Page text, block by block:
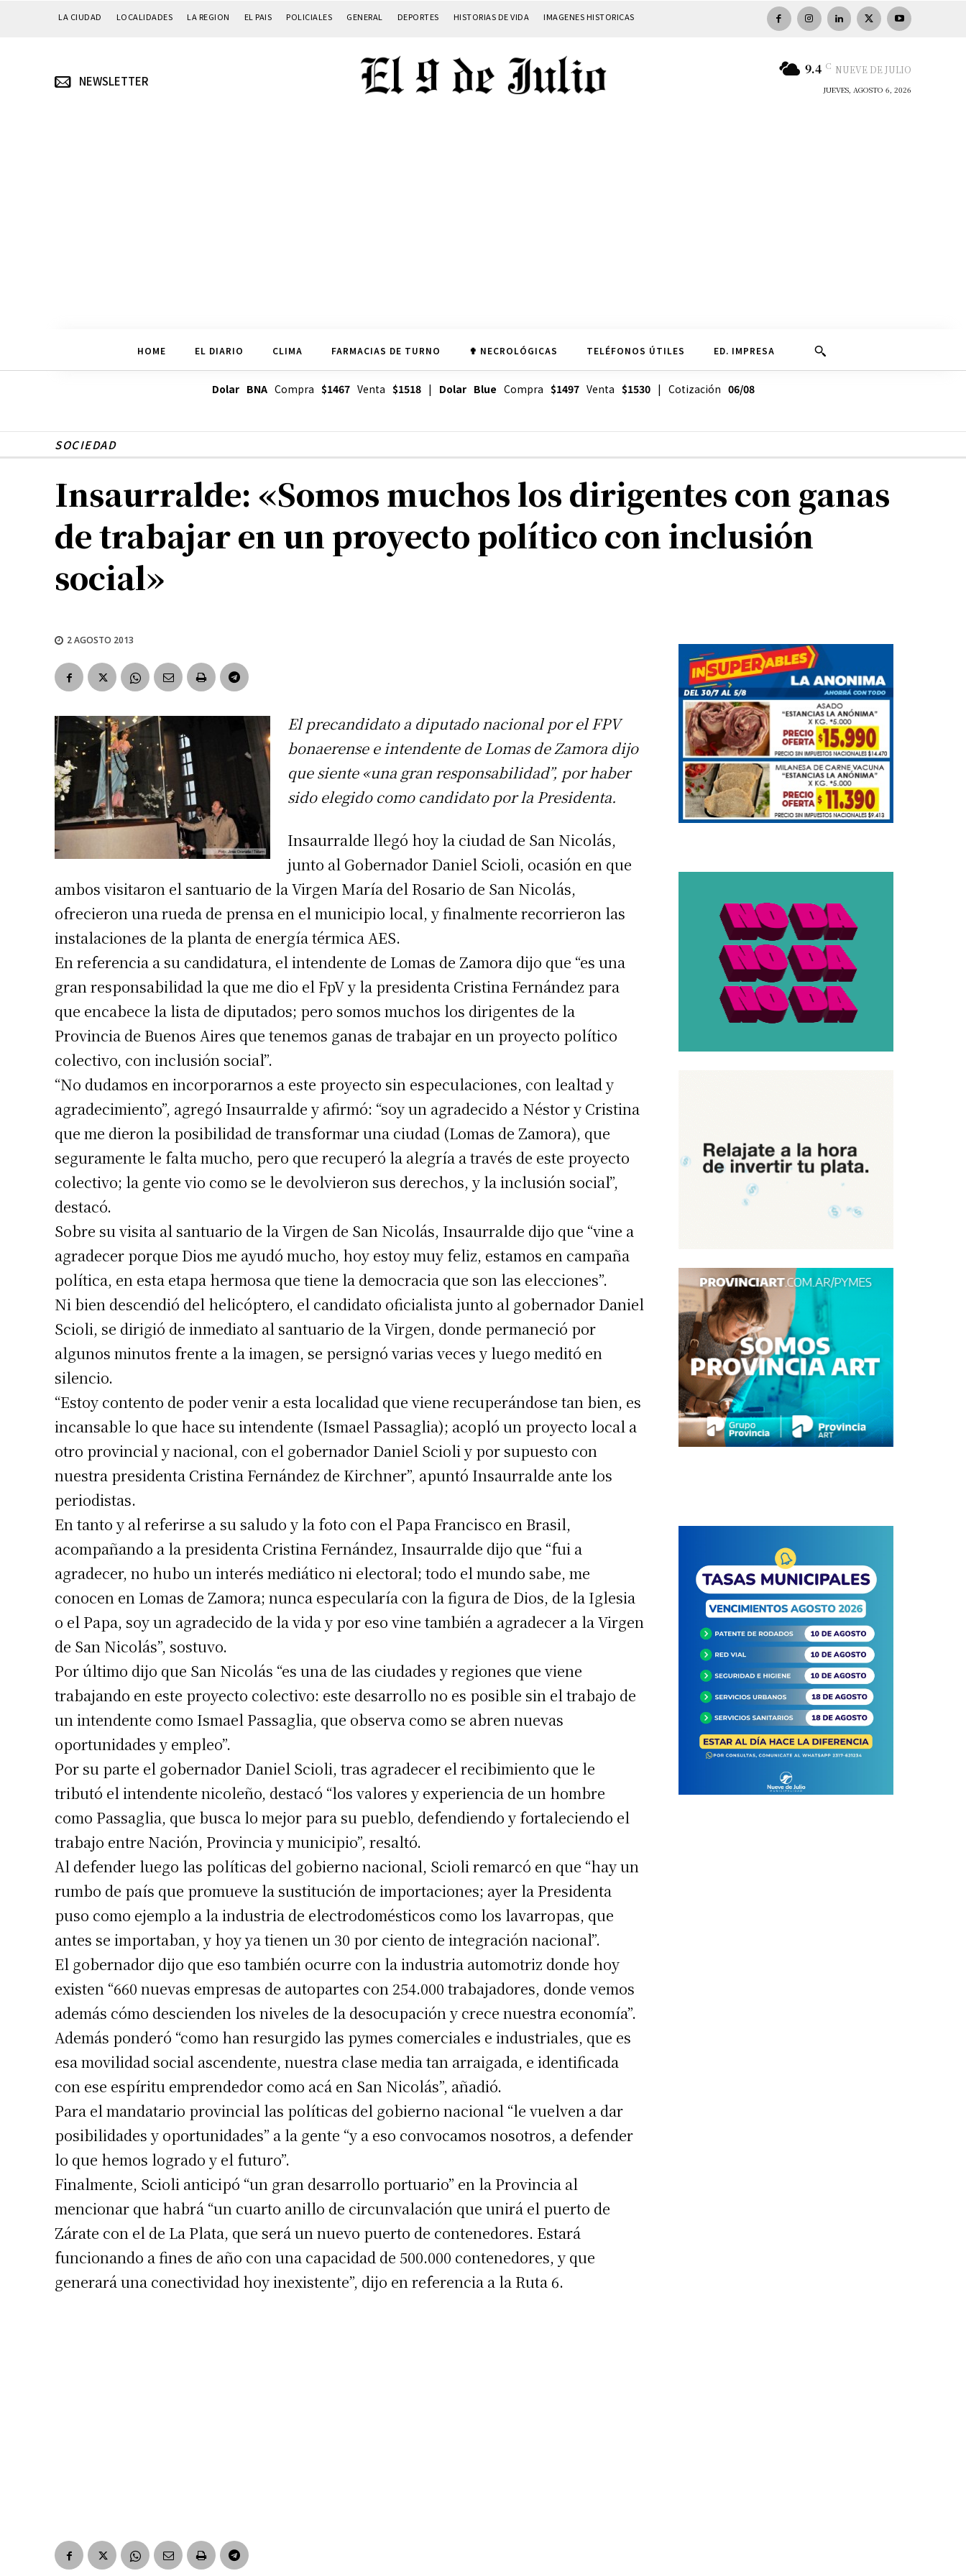
Suscribirme gratis
Dirección de correo electrónico*
Nombre
Apellidos
Número de teléfono
LA CIUDAD LOCALIDADES LA REGION EL PAIS POLICIALES GENERAL DEPORTES HISTORIAS DE VIDA IMAGENES HISTORICAS
NEWSLETTER
9.4 C NUEVE DE JULIO
JUEVES, AGOSTO 6, 2026
HOME EL DIARIO CLIMA FARMACIAS DE TURNO ✟ NECROLÓGICAS TELÉFONOS ÚTILES ED. IMPRESA
Dolar BNACompra $1467Venta $1518| Dolar Blue Compra $1497Venta $1530| Cotización 06/08
SOCIEDAD
Insaurralde: «Somos muchos los dirigentes con ganas
de trabajar en un proyecto político con inclusión
social»
2 AGOSTO 2013
El precandidato a diputado nacional por el FPV
bonaerense e intendente de Lomas de Zamora dijo
que siente «una gran responsabilidad”, por haber
sido elegido como candidato por la Presidenta.
Insaurralde llegó hoy la ciudad de San Nicolás,
junto al Gobernador Daniel Scioli, ocasión en que
ambos visitaron el santuario de la Virgen María del Rosario de San Nicolás,
ofrecieron una rueda de prensa en el municipio local, y finalmente recorrieron las
instalaciones de la planta de energía térmica AES.
En referencia a su candidatura, el intendente de Lomas de Zamora dijo que “es una
gran responsabilidad la que me dio el FpV y la presidenta Cristina Fernández para
que encabece la lista de diputados; pero somos muchos los dirigentes de la
Provincia de Buenos Aires que tenemos ganas de trabajar en un proyecto político
colectivo, con inclusión social”.
“No dudamos en incorporarnos a este proyecto sin especulaciones, con lealtad y
agradecimiento”, agregó Insaurralde y afirmó: “soy un agradecido a Néstor y Cristina
que me dieron la posibilidad de transformar una ciudad (Lomas de Zamora), que
seguramente le falta mucho, pero que recuperó la alegría a través de este proyecto
colectivo; la gente vio como se le devolvieron sus derechos, y la inclusión social”,
destacó.
Sobre su visita al santuario de la Virgen de San Nicolás, Insaurralde dijo que “vine a
agradecer porque Dios me ayudó mucho, hoy estoy muy feliz, estamos en campaña
política, en esta etapa hermosa que tiene la democracia que son las elecciones”.
Ni bien descendió del helicóptero, el candidato oficialista junto al gobernador Daniel
Scioli, se dirigió de inmediato al santuario de la Virgen, donde permaneció por
algunos minutos frente a la imagen, se persignó varias veces y luego meditó en
silencio.
“Estoy contento de poder venir a esta localidad que viene recuperándose tan bien, es
incansable lo que hace su intendente (Ismael Passaglia); acopló un proyecto local a
otro provincial y nacional, con el gobernador Daniel Scioli y por supuesto con
nuestra presidenta Cristina Fernández de Kirchner”, apuntó Insaurralde ante los
periodistas.
En tanto y al referirse a su saludo y la foto con el Papa Francisco en Brasil,
acompañando a la presidenta Cristina Fernández, Insaurralde dijo que “fui a
agradecer, no hubo un interés mediático ni electoral; todo el mundo sabe, me
conocen en Lomas de Zamora; nunca especularía con la figura de Dios, de la Iglesia
o el Papa, soy un agradecido de la vida y por eso vine también a agradecer a la Virgen
de San Nicolás”, sostuvo.
Por último dijo que San Nicolás “es una de las ciudades y regiones que viene
trabajando en este proyecto colectivo: este desarrollo no es posible sin el trabajo de
un intendente como Ismael Passaglia, que observa como se abren nuevas
oportunidades y empleo”.
Por su parte el gobernador Daniel Scioli, tras agradecer el recibimiento que le
tributó el intendente nicoleño, destacó “los valores y experiencia de un hombre
como Passaglia, que busca lo mejor para su pueblo, defendiendo y fortaleciendo el
trabajo entre Nación, Provincia y municipio”, resaltó.
Al defender luego las políticas del gobierno nacional, Scioli remarcó en que “hay un
rumbo de país que promueve la sustitución de importaciones; ayer la Presidenta
puso como ejemplo a la industria de electrodomésticos como los lavarropas, que
antes se importaban, y hoy ya tienen un 30 por ciento de integración nacional”.
El gobernador dijo que eso también ocurre con la industria automotriz donde hoy
existen “660 nuevas empresas de autopartes con 254.000 trabajadores, donde vemos
además cómo descienden los niveles de la desocupación y crece nuestra economía”.
Además ponderó “como han resurgido las pymes comerciales e industriales, que es
esa movilidad social ascendente, nuestra clase media tan arraigada, e identificada
con ese espíritu emprendedor como acá en San Nicolás”, añadió.
Para el mandatario provincial las políticas del gobierno nacional “le vuelven a dar
posibilidades y oportunidades” a la gente “y a eso convocamos nosotros, a defender
lo que hemos logrado y el futuro”.
Finalmente, Scioli anticipó “un gran desarrollo portuario” en la Provincia al
mencionar que habrá “un cuarto anillo de circunvalación que unirá el puerto de
Zárate con el de La Plata, que será un nuevo puerto de contenedores. Estará
funcionando a fines de año con una capacidad de 500.000 contenedores, y que
generará una conectividad hoy inexistente”, dijo en referencia a la Ruta 6.